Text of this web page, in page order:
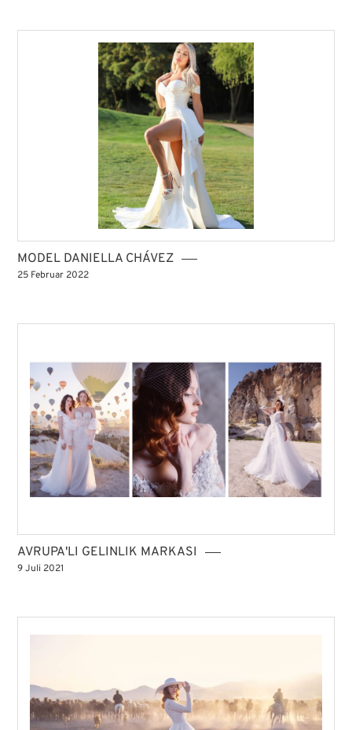
MODEL DANIELLA CHÁVEZ
25 Februar 2022
AVRUPA'LI GELINLIK MARKASI
9 Juli 2021